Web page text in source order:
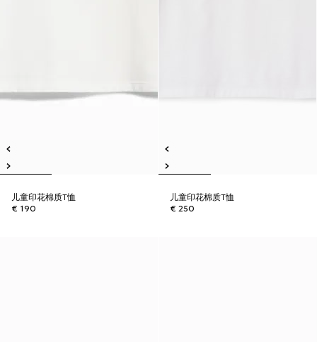
儿童印花棉质T恤
€ 190
儿童印花棉质T恤
€ 250